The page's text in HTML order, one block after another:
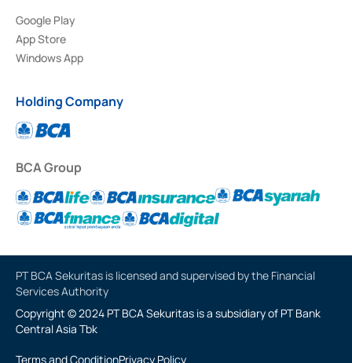
Google Play
App Store
Windows App
Holding Company
BCA Group
PT BCA Sekuritas is licensed and supervised by the Financial
Services Authority
Copyright © 2024 PT BCA Sekuritas is a subsidiary of PT Bank
Central Asia Tbk
Terms and ConditionPrivacy Policy